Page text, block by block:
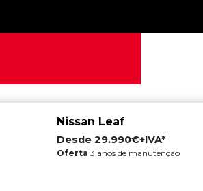
Nissan Leaf
Desde 29.990€+IVA*
Oferta 3 anos de manutenção